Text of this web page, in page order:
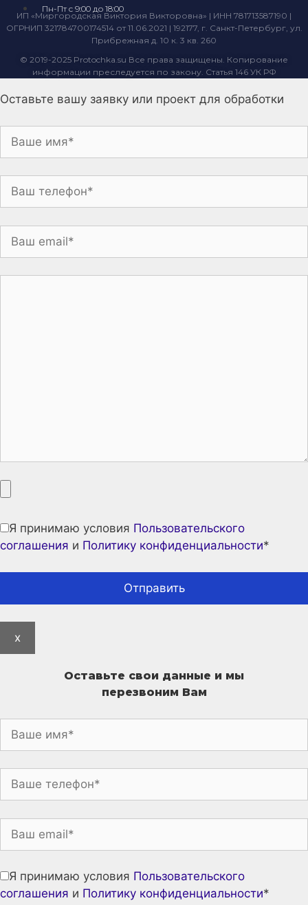
Пн-Пт с 9:00 до 18:00
ИП «Миргородская Виктория Викторовна» | ИНН 781713587190 |
ОГРНИП 321784700174514 от 11.06.2021 | 192177, г. Санкт-Петербург, ул.
Прибрежная д. 10 к. 3 кв. 260
© 2019-2025 Protochka.su Все права защищены. Копирование
информации преследуется по закону. Статья 146 УК РФ
Оставьте вашу заявку или проект для обработки
Я принимаю условия Пользовательского
соглашения и Политику конфиденциальности*
x
Оставьте свои данные и мы
перезвоним Вам
Я принимаю условия Пользовательского
соглашения и Политику конфиденциальности*